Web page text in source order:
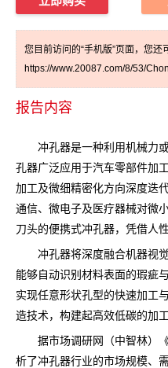
您目前访问的“手机版”页面，您还
https://www.20087.com/8/53/
报告内容
冲孔器是一种利用机械力或
孔器广泛应用于汽车零部件加
加工及微细精密化方向深度迭
通信、微电子及医疗器械对微
刀头的便携式冲孔器，凭借人
冲孔器将深度融合机器视觉
能够自动识别材料表面的瑕疵
实现任意形状孔型的快速加工
造技术，构建起高效低碳的加
据市场调研网（中智林）
析了冲孔器行业的市场规模、